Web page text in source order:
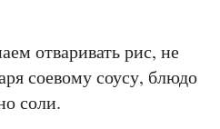
отваривать рис, не
соевому соусу, блюдо
соли.